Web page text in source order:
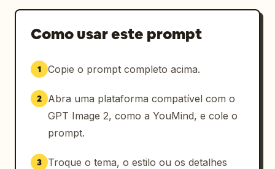
Como usar este prompt
1 Copie o prompt completo acima.
2
Abra uma plataforma compatível com o
GPT Image 2, como a YouMind, e cole o
prompt.
3
Troque o tema, o estilo ou os detalhes